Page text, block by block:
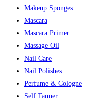
Makeup Sponges
Mascara
Mascara Primer
Massage Oil
Nail Care
Nail Polishes
Perfume & Cologne
Self Tanner